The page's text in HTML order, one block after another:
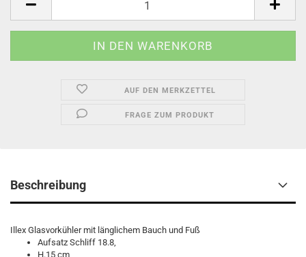
AUF DEN MERKZETTEL
FRAGE ZUM PRODUKT
Beschreibung
Illex Glasvorkühler mit länglichem Bauch und Fuß
Aufsatz Schliff 18.8,
H.15 cm